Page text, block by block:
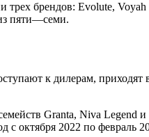
брендов: Evolute,
пяти—семи.
к дилерам,
Granta, Niva
с октября 2022 по